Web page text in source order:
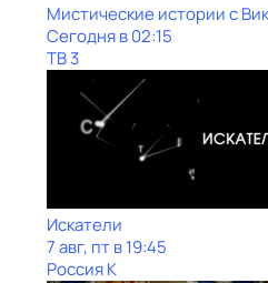
Мистические истории с
Сегодня в 02:15
ТВ 3
Искатели
7 авг, пт в 19:45
Россия К